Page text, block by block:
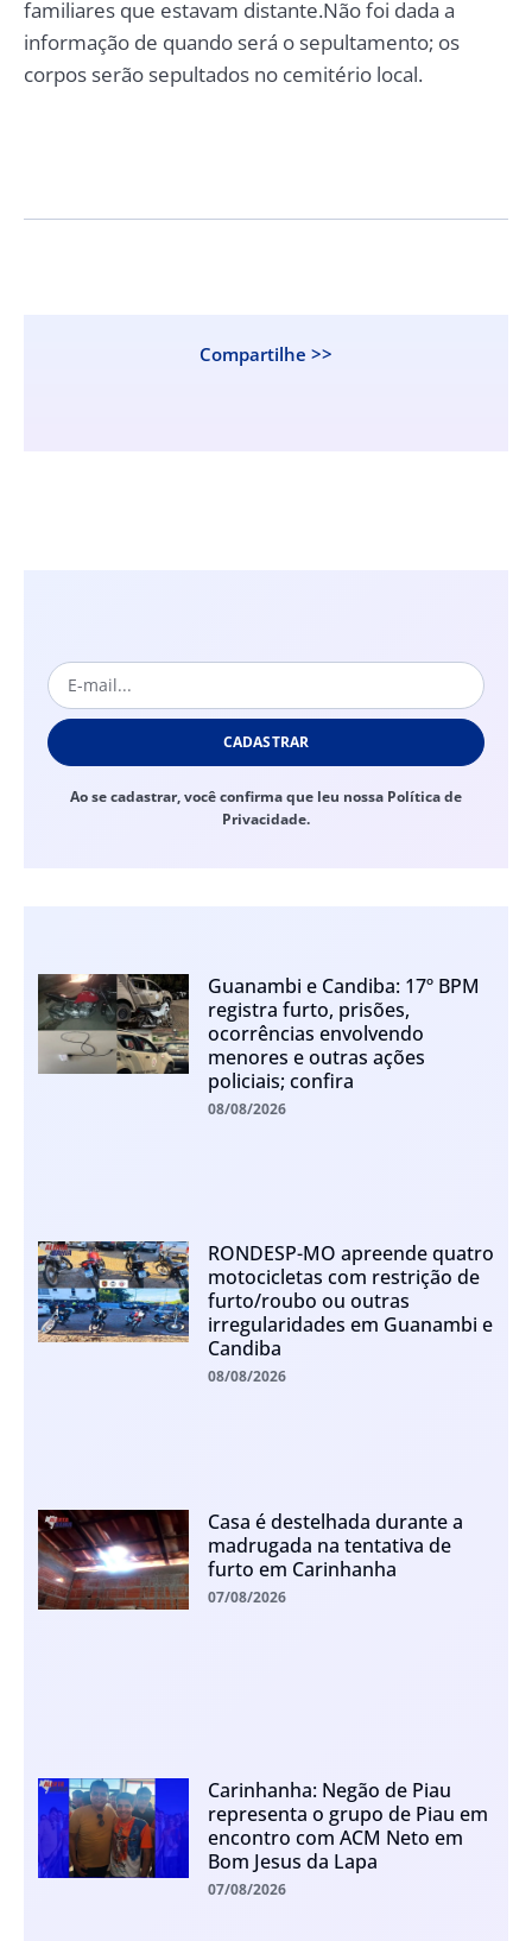
familiares que estavam distante.Não foi dada a
informação de quando será o sepultamento; os
corpos serão sepultados no cemitério local.
Compartilhe >>
CADASTRAR
Ao se cadastrar, você confirma que leu nossa Política de
Privacidade.
Guanambi e Candiba: 17º BPM
registra furto, prisões,
ocorrências envolvendo
menores e outras ações
policiais; confira
08/08/2026
RONDESP-MO apreende quatro
motocicletas com restrição de
furto/roubo ou outras
irregularidades em Guanambi e
Candiba
08/08/2026
Casa é destelhada durante a
madrugada na tentativa de
furto em Carinhanha
07/08/2026
Carinhanha: Negão de Piau
representa o grupo de Piau em
encontro com ACM Neto em
Bom Jesus da Lapa
07/08/2026